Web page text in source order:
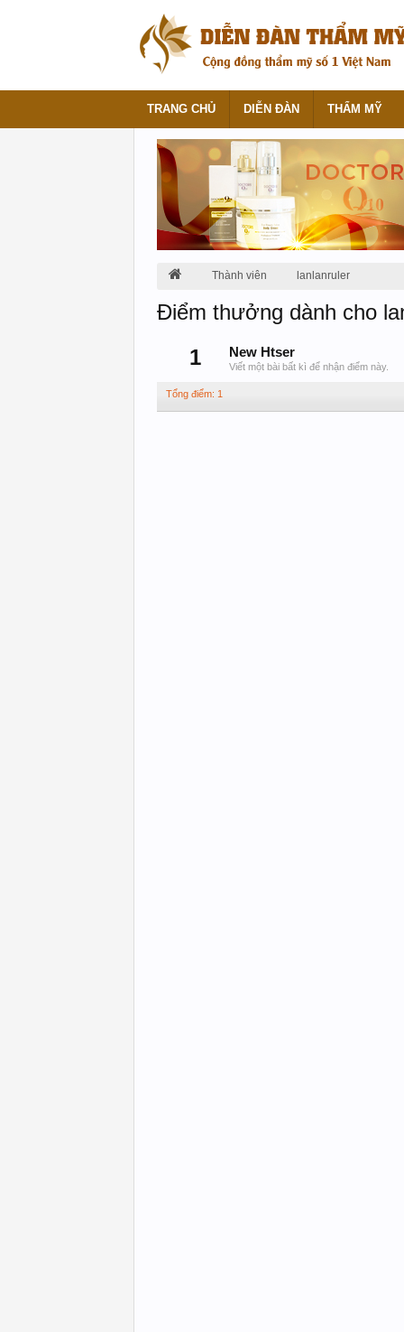
Thành viên lanlanruler
Điểm thưởng dành cho
1
New Htser
Viết một bài bất kì để nhận điểm này.
Tổng điểm: 1
TRANG CHỦ DIỄN ĐÀN THẨM MỸ